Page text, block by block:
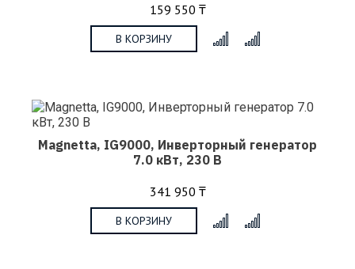
159 550 ₸
В КОРЗИНУ
Magnetta, IG9000, Инверторный генератор
7.0 кВт, 230 В
341 950 ₸
В КОРЗИНУ